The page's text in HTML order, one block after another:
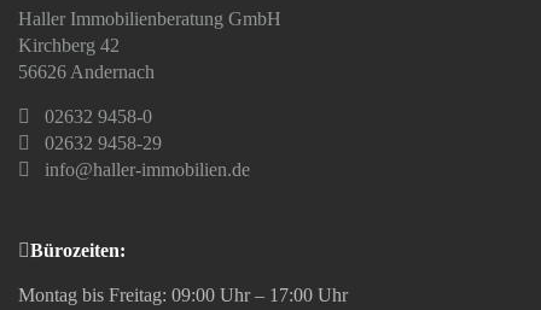
Haller Immobilienberatung GmbH
Kirchberg 42
56626 Andernach
02632 9458-0
02632 9458-29
info@haller-immobilien.de
Bürozeiten:
Montag bis Freitag: 09:00 Uhr – 17:00 Uhr